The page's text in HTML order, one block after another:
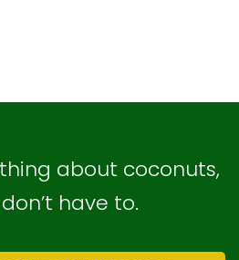
about coconuts,
have to.